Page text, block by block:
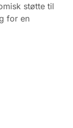
støtte til
for en